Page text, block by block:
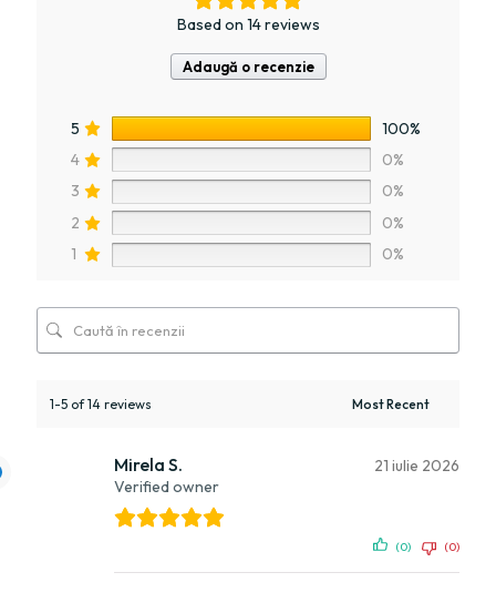
Based on 14 reviews
Adaugă o recenzie
5
100%
4
0%
3
0%
2
0%
1
0%
1-5 of 14 reviews
Mirela S.
Verified owner
21 iulie 2026
(0) (0)